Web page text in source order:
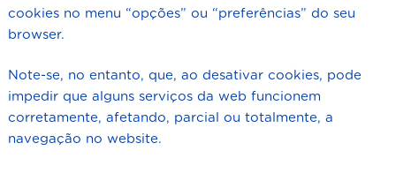
cookies no menu “opções” ou “preferências” do seu
browser.
Note-se, no entanto, que, ao desativar cookies, pode
impedir que alguns serviços da web funcionem
corretamente, afetando, parcial ou totalmente, a
navegação no website.